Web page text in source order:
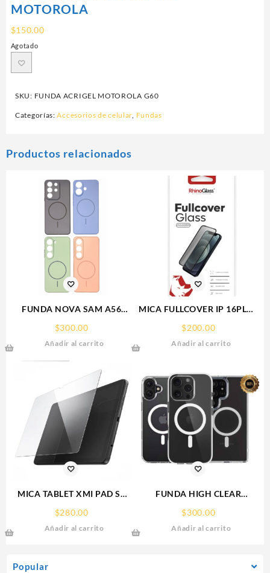
Popular
MOTOROLA
$150.00
Agotado
SKU: FUNDA ACRIGEL MOTOROLA G60
Categorías:Accesorios de celular, Fundas
Productos relacionados
FUNDA NOVA SAM A56
SOPORTE MAGNETICO
SAMSUNG
$300.00
Añadir al carrito
MICA FULLCOVER IP 16PLUS
$200.00
Añadir al carrito
MICA TABLET XMI PAD SE
11° REDMI SCREEN GLASS
PROTECTOR RHINOGLASS
$280.00
Añadir al carrito
FUNDA HIGH CLEAR
IPHONE 17 PRO MAX
WEKOVER
$300.00
Añadir al carrito